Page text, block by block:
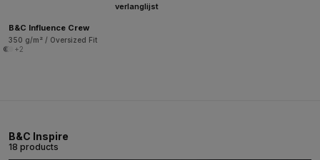
verlanglijst
B&C Influence Crew
350 g/m² / Oversized Fit
+2
B&C Inspire
18 products